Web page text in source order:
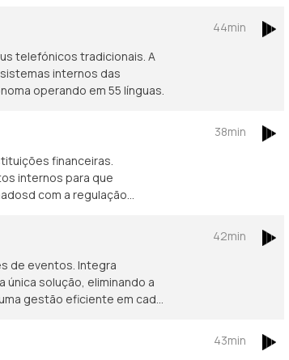
telefónicos tradicionais. A
internos das
operando em 55 línguas.
44min
financeiras.
internos para que
com a regulação
38min
de eventos. Integra
solução, eliminando a
gestão eficiente em cada
42min
43min